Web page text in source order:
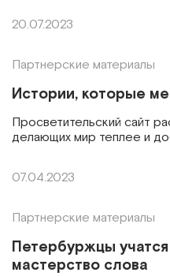
20.07.2023
Партнерские материалы
Истории, которые
Просветительский сайт
делающих мир теплее и
07.04.2023
Партнерские материалы
Петербуржцы
мастерство слова